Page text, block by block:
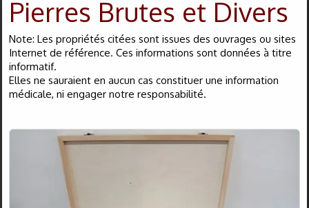
Bagues ▼
Boucles d'oreilles▼
Bracelets▼
Obsidiennes
Pierres Brutes et Divers
Note: Les propriétés citées sont issues des ouvrages ou sites
Internet de référence. Ces informations sont données à titre
informatif.
Elles ne sauraient en aucun cas constituer une information
médicale, ni engager notre responsabilité.